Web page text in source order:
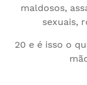
maldosos,
sexuais,
20 e é isso o